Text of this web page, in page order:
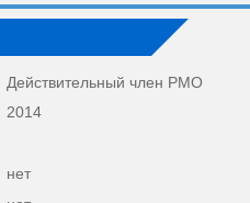
Действительный член РМО
2014
нет